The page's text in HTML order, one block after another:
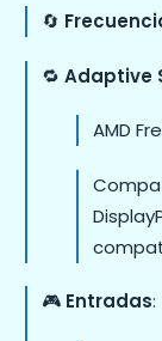
🔄
🔁 Adaptive
AMD
🎮 Entradas: